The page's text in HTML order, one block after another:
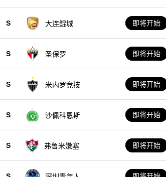
S 大连鲲城 即将开始
S 圣保罗 即将开始
S 米内罗竞技 即将开始
S 沙佩科恩斯 即将开始
S 弗鲁米嫩塞 即将开始